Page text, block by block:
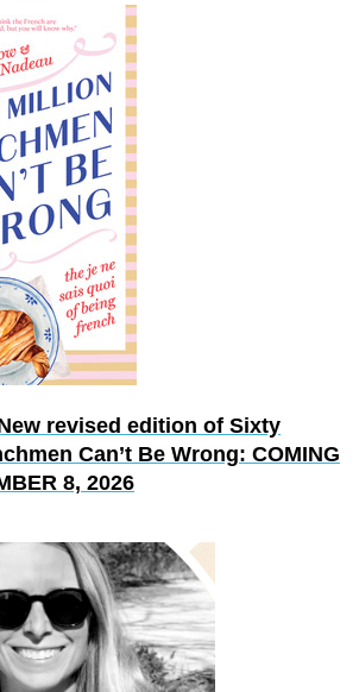
revised edition of Sixty
Can’t Be Wrong: COMING
8, 2026